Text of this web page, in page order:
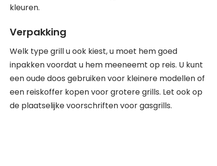
kleuren.
Verpakking
Welk type grill u ook kiest, u moet hem goed
inpakken voordat u hem meeneemt op reis. U kunt
een oude doos gebruiken voor kleinere modellen of
een reiskoffer kopen voor grotere grills. Let ook op
de plaatselijke voorschriften voor gasgrills.